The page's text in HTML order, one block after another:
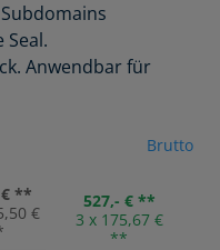
Seal.
Anwendbar für
Brutto
**
€
527,- € **
3 x 175,67 €
**